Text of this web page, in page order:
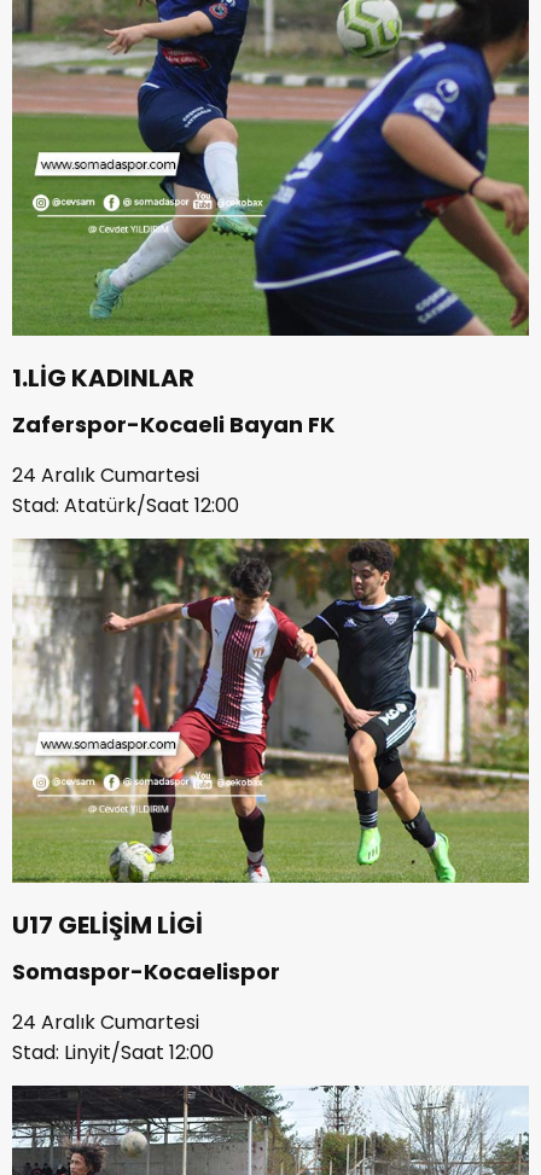
1.LİG KADINLAR
Zaferspor-Kocaeli Bayan FK
24 Aralık Cumartesi
Stad: Atatürk/Saat 12:00
U17 GELİŞİM LİGİ
Somaspor-Kocaelispor
24 Aralık Cumartesi
Stad: Linyit/Saat 12:00